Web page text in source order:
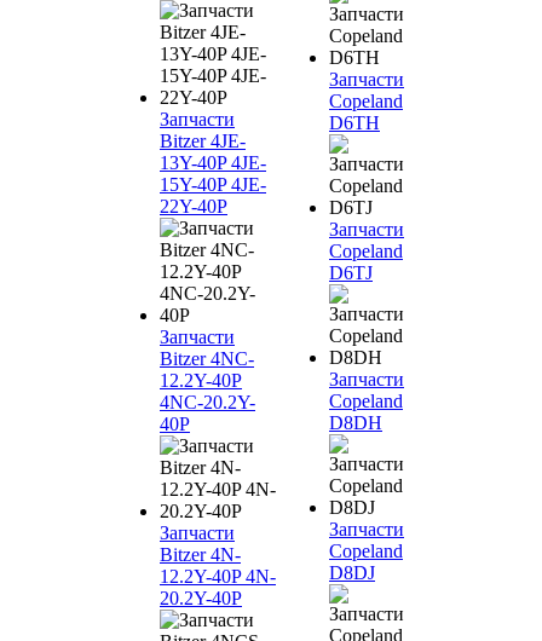
Запчасти
Bitzer 4JE-
13Y-40P 4JE-
15Y-40P 4JE-
22Y-40P
Запчасти
Bitzer 4NC-
12.2Y-40P
4NC-20.2Y-
40P
Запчасти
Bitzer 4N-
12.2Y-40P 4N-
20.2Y-40P
Запчасти
Copeland
D6TH
Запчасти
Copeland
D6TJ
Запчасти
Copeland
D8DH
Запчасти
Copeland
D8DJ